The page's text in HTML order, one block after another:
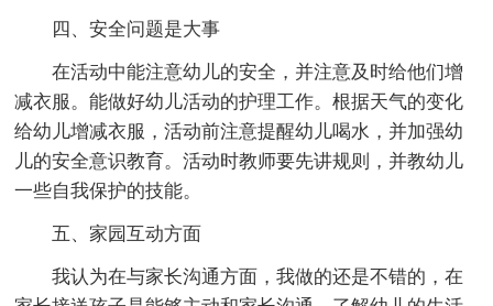
四、安全问题是大事
在活动中能注意幼儿的安全，并注意及时给他们增
减衣服。能做好幼儿活动的护理工作。根据天气的变化
给幼儿增减衣服，活动前注意提醒幼儿喝水，并加强幼
儿的安全意识教育。活动时教师要先讲规则，并教幼儿
一些自我保护的技能。
五、家园互动方面
我认为在与家长沟通方面，我做的还是不错的，在